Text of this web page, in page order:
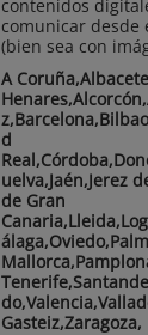
contenidos
comunicar desde
(bien sea con
A
d
uelva,Jaén,Jerez
de Gran
Gasteiz,Zaragoza,